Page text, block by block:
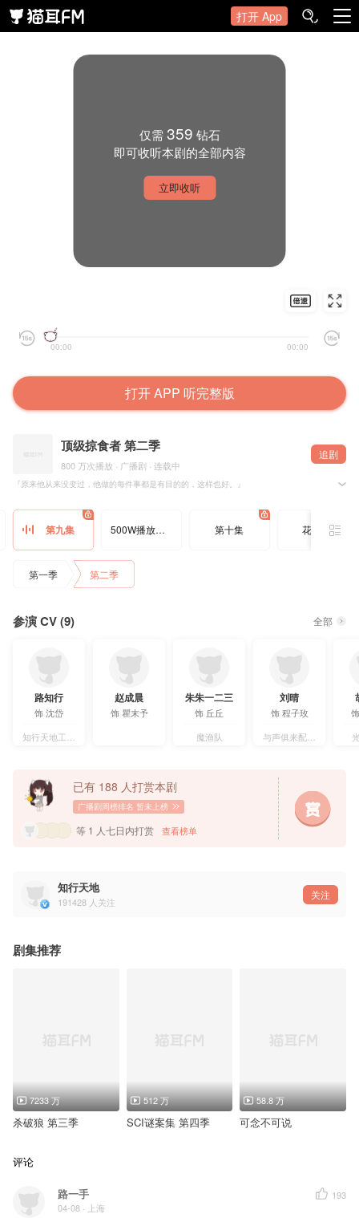
打开 App
仅需359 钻石
即可收听本剧的全部内容
立即收听
00:00 00:00
打开 APP 听完整版
顶级掠食者 第二季
800 万次播放 · 广播剧 · 连载中
追剧
『原来他从来没变过，他做的每件事都是有目的的，这样也好。』
▶ 制作组 ◀
制作：@魔渔队
出品：@猫耳FM @知行天地
监制：张雯雯 洲洲
编剧：南禅@山下有个南禅寺
制片：八岁@八八八八八岁 卫子@With卫子
海报绘制：薄荷mintt@薄荷mintt
📢 配音组 ◀
配音导演：路知行@路知知 刘西瓜@四又兮
录音师：袁珺 虞乐 Hongstar88s
————————————————
沈岱：路知行@路知知
程若泽：胡良伟@故意不上钩的鱼yo
沈秦：路扬@CV路扬君
保姆：张碧玉@张碧玉berry
姥姥：扈茜茜
刘息：宝木中阳@cucn201宝木中阳
——猫耳FM独家播出，付费内容禁止二改、二传及商用——
第九集 500W播放纪念 第十集 花絮03
第一季 第二季
参演 CV (9) 全部
路知行
饰沈岱
知行天地工作室
赵成晨
饰瞿末予
朱朱一二三
饰 丘丘
魔渔队
刘晴
饰程子玫
与声俱来配音社团
已有 188 人打赏本剧
广播剧周榜排名 暂未上榜
等 1 人七日内打赏 查看榜单
知行天地
191428 人关注
关注
剧集推荐
7233 万
杀破狼 第三季
512 万
SCI谜案集 第四季
58.8 万
可念不可说
评论
路一手
04-08 · 上海
193